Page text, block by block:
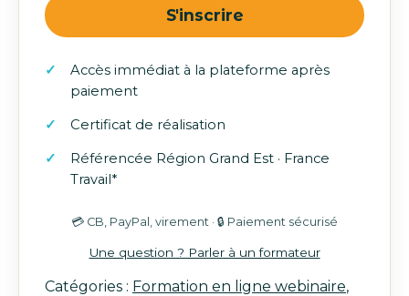
de
ZennoPoster
S'inscrire
Accès immédiat à la plateforme après
paiement
Certificat de réalisation
Référencée Région Grand Est · France
Travail*
💳 CB, PayPal, virement · 🔒 Paiement sécurisé
Une question ? Parler à un formateur
Catégories : Formation en ligne webinaire,